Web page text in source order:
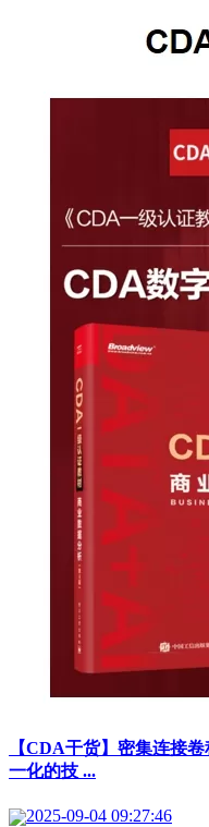
【CDA干货】密集连接
一化的技 ...
2025-09-04 09:27:46